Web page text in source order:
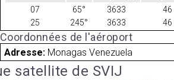
07 65° 3633 46
25
245° 3633 46
Coordonnées de l'aéroport
Adresse: Monagas Venezuela
satellite de SVIJ